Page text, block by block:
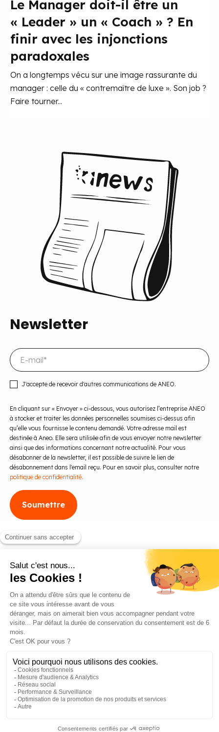
Le Manager doit-il être un
« Leader » un « Coach » ? En
finir avec les injonctions
paradoxales
On a longtemps vécu sur une image rassurante du
manager : celle du « contremaître de luxe ». Son job ?
Faire tourner...
Newsletter
J'accepte de recevoir d'autres communications de ANEO.
En cliquant sur « Envoyer » ci-dessous, vous autorisez l’entreprise ANEO
à stocker et traiter les données personnelles soumises ci-dessus afin
qu’elle vous fournisse le contenu demandé. Votre adresse mail est
destinée à Aneo. Elle sera utilisée afin de vous envoyer notre newsletter
ainsi que des informations concernant notre actualité. Pour vous
désabonner de la newsletter, il est possible de suivre le lien de
désabonnement dans l'email reçu. Pour en savoir plus, consulter notre
politique de confidentialité.
Blog
Contact
©2026 ANEO - All rights reserved
Politique de confidentialité Informations légales